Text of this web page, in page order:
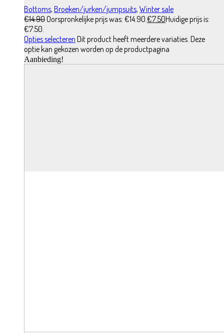
Bottoms, Broeken/jurken/jumpsuits, Winter sale
€14.90Oorspronkelijke prijs was: €14.90.€7.50Huidige prijs is:
€7.50.
Opties selecteren Dit product heeft meerdere variaties. Deze
optie kan gekozen worden op de productpagina
Aanbieding!